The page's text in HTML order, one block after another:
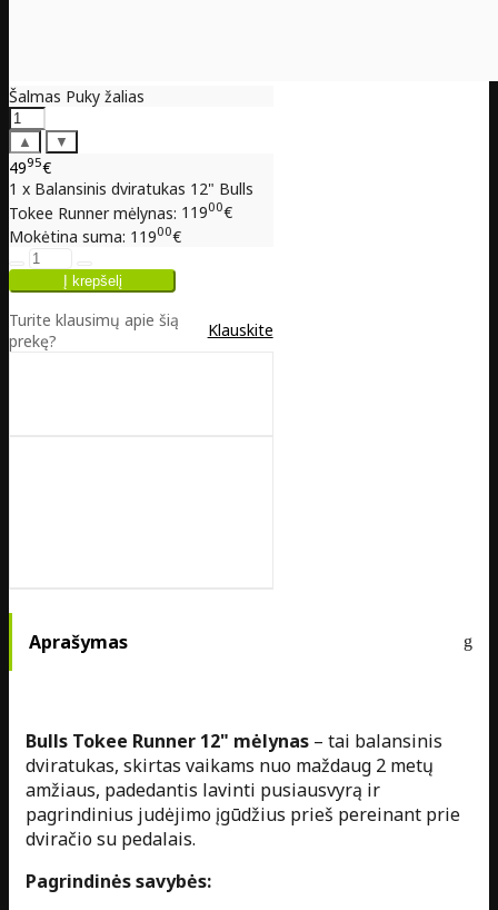
Šalmas Puky žalias
▲ ▼
4995€
1 x Balansinis dviratukas 12" Bulls
Tokee Runner mėlynas: 11900€
Mokėtina suma: 11900€
Turite klausimų apie šią
prekę?
Klauskite
Aprašymas
Bulls Tokee Runner 12" mėlynas – tai balansinis
dviratukas, skirtas vaikams nuo maždaug 2 metų
amžiaus, padedantis lavinti pusiausvyrą ir
pagrindinius judėjimo įgūdžius prieš pereinant prie
dviračio su pedalais.
Pagrindinės savybės: